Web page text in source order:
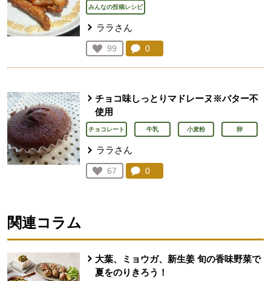
みんなの投稿レシピ
ララさん
お気に入り登録：
99
人が登録
コメント：
0
チョコ味しっとりマドレーヌ※バター不
使用
チョコレート 牛乳 小麦粉 卵
ララさん
お気に入り登録：
67
人が登録
コメント：
0
関連コラム
大葉、ミョウガ、新生姜 旬の香味野菜で
夏をのりきろう！